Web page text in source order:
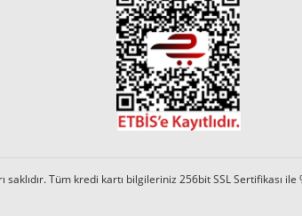
Tüm kredi kartı bilgileriniz 256bit SSL Sertifikası ile